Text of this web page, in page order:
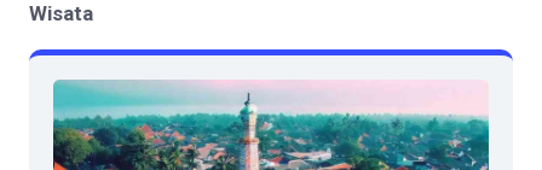
Wisata